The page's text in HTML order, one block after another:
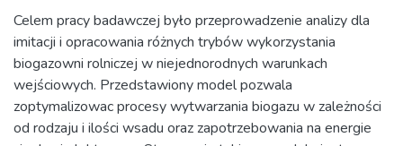
Celem pracy badawczej było przeprowadzenie analizy dla
imitacji i opracowania różnych trybów wykorzystania
biogazowni rolniczej w niejednorodnych warunkach
wejściowych. Przedstawiony model pozwala
zoptymalizowac procesy wytwarzania biogazu w zależności
od rodzaju i ilości wsadu oraz zapotrzebowania na energie